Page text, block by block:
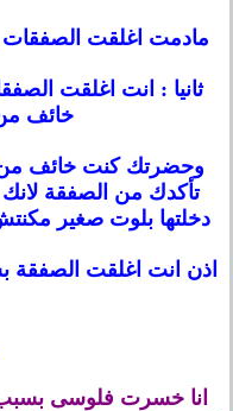
مادمت اغلقت
ثانيا : انت اغلقت
خائف
وحضرتك كنت خائف
تأكدك من الصفقة
دخلتها بلوت صغير
اذن انت اغلقت
انا خسرت فلوسى